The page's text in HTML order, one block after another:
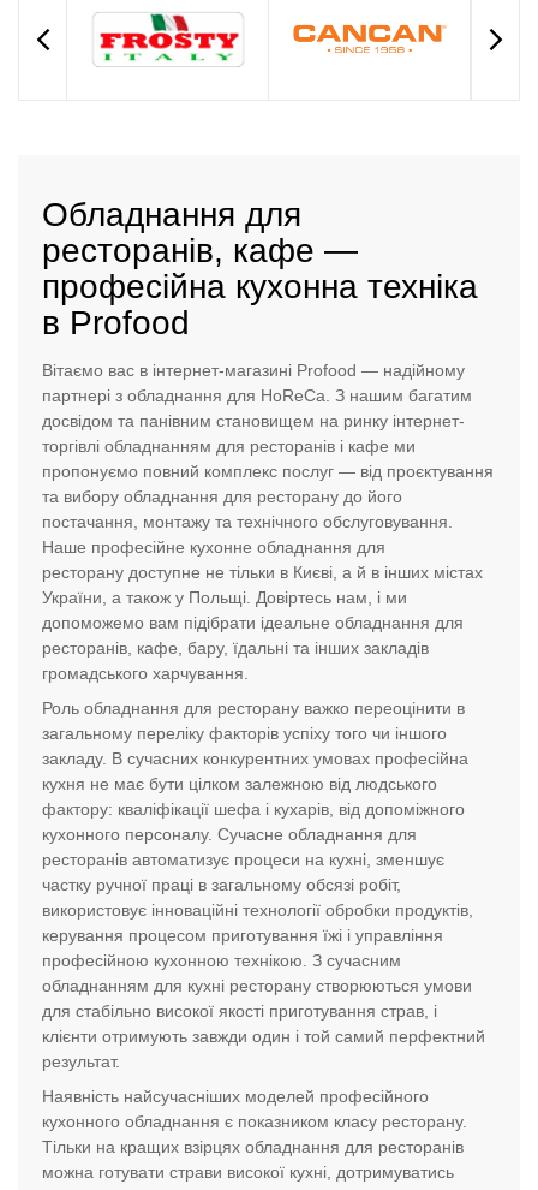
Обладнання для
ресторанів, кафе —
професійна кухонна техніка
в Profood
Вітаємо вас в інтернет-магазині Profood — надійному
партнері з обладнання для HoReCa. З нашим багатим
досвідом та панівним становищем на ринку інтернет-
торгівлі обладнанням для ресторанів і кафе ми
пропонуємо повний комплекс послуг — від проєктування
та вибору обладнання для ресторану до його
постачання, монтажу та технічного обслуговування.
Наше професійне кухонне обладнання для
ресторану доступне не тільки в Києві, а й в інших містах
України, а також у Польщі. Довіртесь нам, і ми
допоможемо вам підібрати ідеальне обладнання для
ресторанів, кафе, бару, їдальні та інших закладів
громадського харчування.
Роль обладнання для ресторану важко переоцінити в
загальному переліку факторів успіху того чи іншого
закладу. В сучасних конкурентних умовах професійна
кухня не має бути цілком залежною від людського
фактору: кваліфікації шефа і кухарів, від допоміжного
кухонного персоналу. Сучасне обладнання для
ресторанів автоматизує процеси на кухні, зменшує
частку ручної праці в загальному обсязі робіт,
використовує інноваційні технології обробки продуктів,
керування процесом приготування їжі і управління
професійною кухонною технікою. З сучасним
обладнанням для кухні ресторану створюються умови
для стабільно високої якості приготування страв, і
клієнти отримують завжди один і той самий перфектний
результат.
Наявність найсучасніших моделей професійного
кухонного обладнання є показником класу ресторану.
Тільки на кращих взірцях обладнання для ресторанів
можна готувати страви високої кухні, дотримуватись